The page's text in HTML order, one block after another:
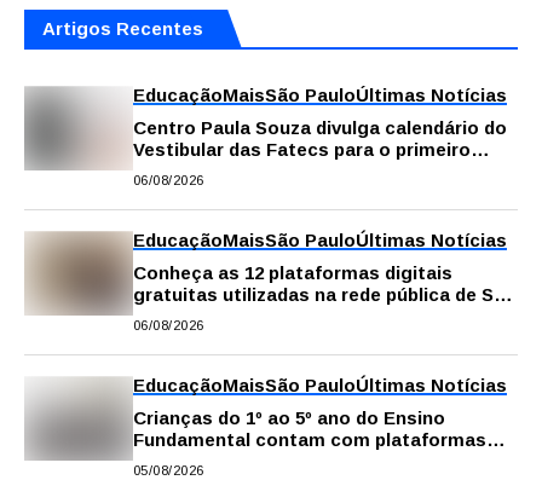
Artigos Recentes
EducaçãoMaisSão PauloÚltimas Notícias
Centro Paula Souza divulga calendário do
Vestibular das Fatecs para o primeiro
semestre de 2027
06/08/2026
EducaçãoMaisSão PauloÚltimas Notícias
Conheça as 12 plataformas digitais
gratuitas utilizadas na rede pública de SP
para reforçar a aprendizagem
06/08/2026
EducaçãoMaisSão PauloÚltimas Notícias
Crianças do 1º ao 5º ano do Ensino
Fundamental contam com plataformas
digitais para apoiar estudos na escola e
05/08/2026